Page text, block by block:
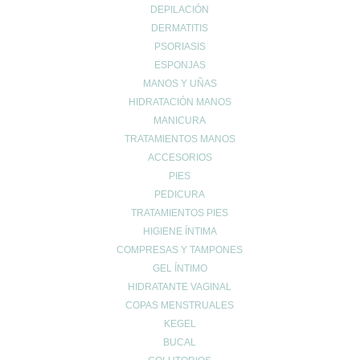
DEPILACIÓN
DERMATITIS
PSORIASIS
ESPONJAS
MANOS Y UÑAS
HIDRATACIÓN MANOS
MANICURA
TRATAMIENTOS MANOS
ACCESORIOS
PIES
PEDICURA
TRATAMIENTOS PIES
HIGIENE ÍNTIMA
COMPRESAS Y TAMPONES
GEL ÍNTIMO
HIDRATANTE VAGINAL
COPAS MENSTRUALES
KEGEL
BUCAL
Intolerancias y alergias alimentarias.
Trastornos de la menstruación.
¿Qué alimentos contienen probióticos?
Aceitunas y encurtidos: al ser fermentados, contienen una
considerable cantidad de probióticos.
: fermentación de hojas frescas de repollo o col.
semejante al yogur, pero con mayor cantidad de